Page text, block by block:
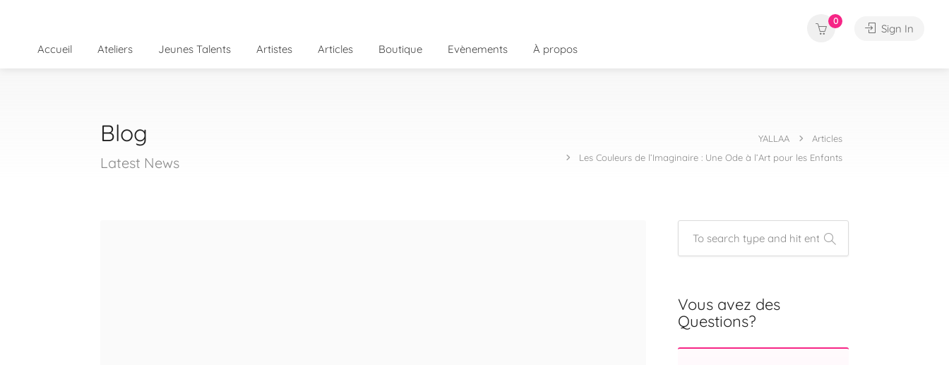
Accueil Ateliers Jeunes Talents Artistes Articles Boutique Evènements À propos
0
Sign In
Blog
Latest News
YALLAA
Articles
Les Couleurs de l’Imaginaire : Une Ode à l’Art pour les Enfants
Vous avez des
Questions?